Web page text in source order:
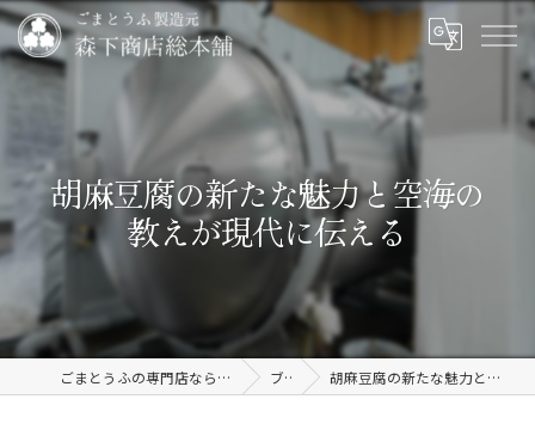
胡麻豆腐の新たな魅力と空海の
教えが現代に伝える
ごまとうふの専門店なら有限会社森下商店総本舗 ブログ 胡麻豆腐の新たな魅力と空海の教えが現代に伝える